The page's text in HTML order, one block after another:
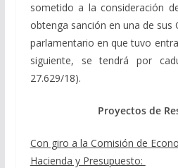
sometido a la consideración
obtenga sanción en una de sus
parlamentario en que tuvo
siguiente, se tendrá por
27.629/18).
Proyectos de
Con giro a la Comisión de
Hacienda y Presupuesto: